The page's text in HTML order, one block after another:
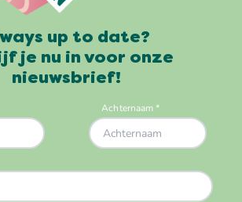
up to date?
je nu in voor onze
nieuwsbrief!